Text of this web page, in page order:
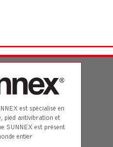
est spécialisé en
pied antivibration et
SUNNEX est présent
entier